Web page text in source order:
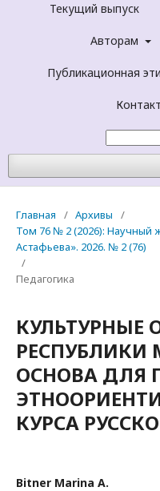
Текущий выпуск
Авторам
Публикационная
Главная / Архивы
/
Том 76 № 2 (2026): Научный
Астафьева». 2026. № 2 (76)
/
Педагогика
КУЛЬТУРНЫЕ
РЕСПУБЛИКИ
ОСНОВА ДЛЯ
КУРСА
Bitner Marina A.